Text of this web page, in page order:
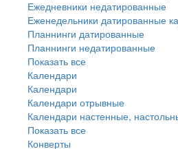
Ежедневники недатированные
Еженедельники датированные
Планнинги датированные
Планнинги недатированные
Показать все
Календари
Календари
Календари отрывные
Календари настенные,
Показать все
Конверты